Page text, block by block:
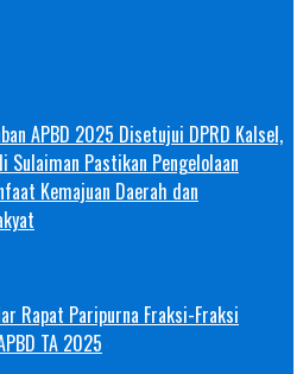
APBD 2025 Disetujui DPRD Kalsel,
Sulaiman Pastikan Pengelolaan
Kemajuan Daerah dan
Rapat Paripurna Fraksi-Fraksi
TA 2025